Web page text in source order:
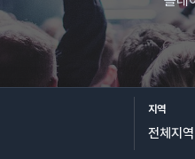
지역